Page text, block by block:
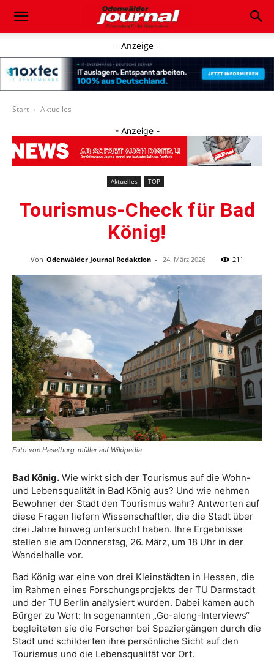
- Anzeige -
Start Aktuelles
- Anzeige -
Aktuelles TOP
Tourismus-Check für Bad
König!
Von Odenwälder Journal Redaktion - 24. März 2026 211
Foto von Haselburg-müller auf Wikipedia
Bad König. Wie wirkt sich der Tourismus auf die Wohn-
und Lebensqualität in Bad König aus? Und wie nehmen
Bewohner der Stadt den Tourismus wahr? Antworten auf
diese Fragen liefern Wissenschaftler, die die Stadt über
drei Jahre hinweg untersucht haben. Ihre Ergebnisse
stellen sie am Donnerstag, 26. März, um 18 Uhr in der
Wandelhalle vor.
Bad König war eine von drei Kleinstädten in Hessen, die
im Rahmen eines Forschungsprojekts der TU Darmstadt
und der TU Berlin analysiert wurden. Dabei kamen auch
Bürger zu Wort: In sogenannten „Go-along-Interviews“
begleiteten sie die Forscher bei Spaziergängen durch die
Stadt und schilderten ihre persönliche Sicht auf den
Tourismus und die Lebensqualität vor Ort.